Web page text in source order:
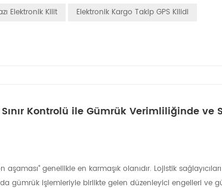
Elektronik Kilit Elektronik Kargo Takip GPS Kilidi
Kontrolü ile Gümrük Verimliliğinde ve
genellikle en karmaşık olanıdır. Lojistik
gümrük işlemleriyle birlikte gelen düzenleyici engelleri ve